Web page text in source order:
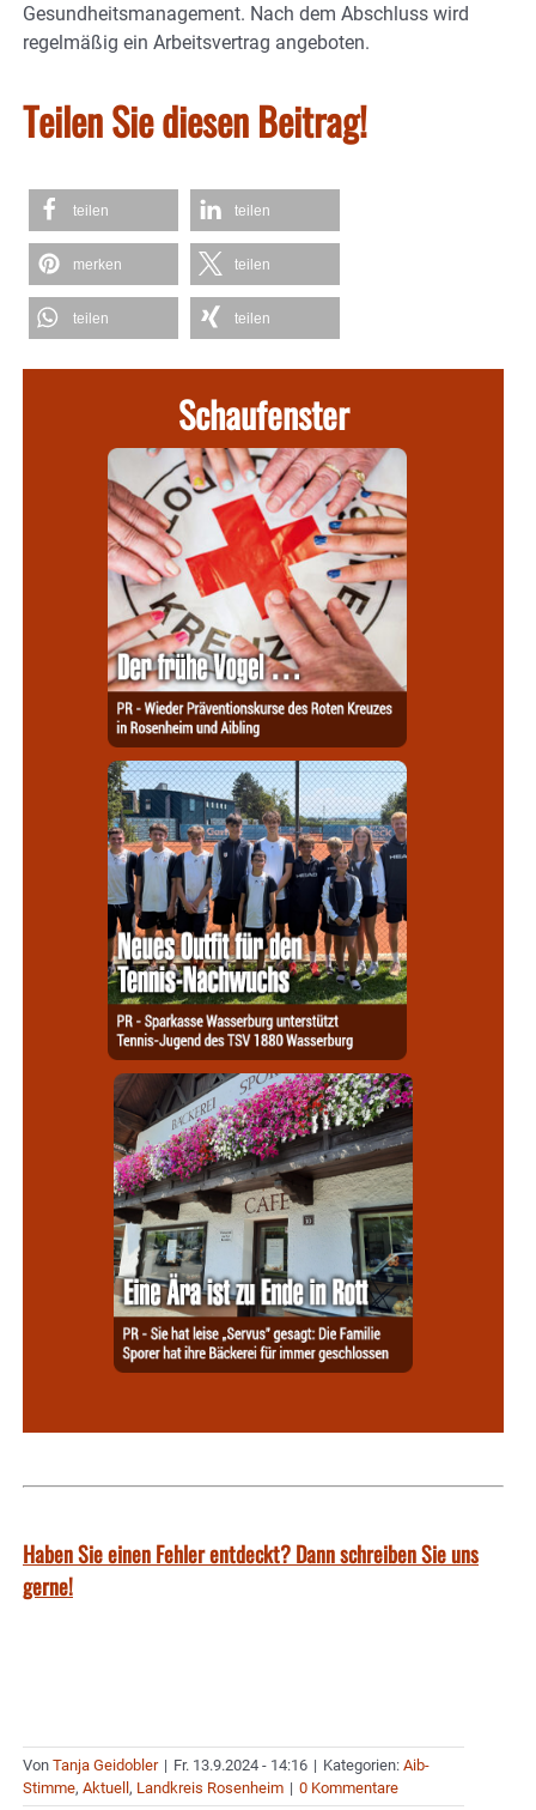
Gesundheitsmanagement. Nach dem Abschluss wird
regelmäßig ein Arbeitsvertrag angeboten.
Teilen Sie diesen Beitrag!
teilen teilen
merken teilen
teilen teilen
Schaufenster
Haben Sie einen Fehler entdeckt? Dann schreiben Sie uns
gerne!
Von Tanja Geidobler | Fr. 13.9.2024 - 14:16 | Kategorien: Aib-
Stimme, Aktuell , Landkreis Rosenheim | 0 Kommentare